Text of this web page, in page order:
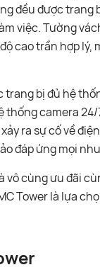
đều được
việc. Tường
cao trần hợp
trang bị đủ hệ
thống camera
ra sự cố về
đáp ứng mọi
cùng ưu đãi
Tower là lựa